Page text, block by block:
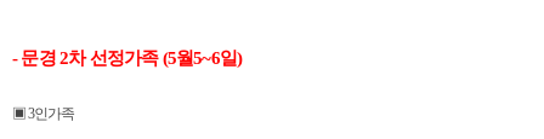
- 문경 2차 선정가족 (5월5~6일)
▣ 3인가족